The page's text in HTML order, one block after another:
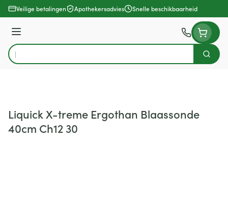
Ga naar de inhoud
Veilige betalingen Apothekersadvies Snelle beschikbaarheid
Menu
Product, merk, categorie...
Zoek
Liquick X-treme Ergothan Blaassonde
40cm Ch12 30